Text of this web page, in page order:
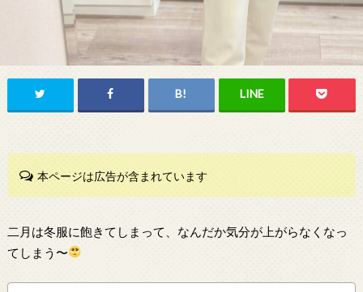
本ページは広告が含まれています
二月は冬服に飽きてしまって、なんだか気分が上がらなくなっ
てしまう〜